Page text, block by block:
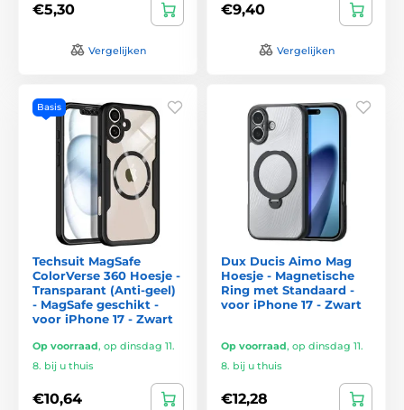
€5,30
Vergelijken
€9,40
Vergelijken
Basis
Techsuit MagSafe
ColorVerse 360 Hoesje -
Transparant (Anti-geel)
- MagSafe geschikt -
voor iPhone 17 - Zwart
Op voorraad, op dinsdag 11.
8. bij u thuis
€10,64
Dux Ducis Aimo Mag
Hoesje - Magnetische
Ring met Standaard -
voor iPhone 17 - Zwart
Op voorraad, op dinsdag 11.
8. bij u thuis
€12,28